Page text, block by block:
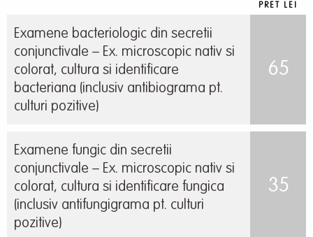
PRET LEI
Examene bacteriologic din secretii
conjunctivale – Ex. microscopic nativ si
colorat, cultura si identificare
bacteriana (inclusiv antibiograma pt.
culturi pozitive)
65
Examene fungic din secretii
conjunctivale – Ex. microscopic nativ si
colorat, cultura si identificare fungica
(inclusiv antifungigrama pt. culturi
pozitive)
35